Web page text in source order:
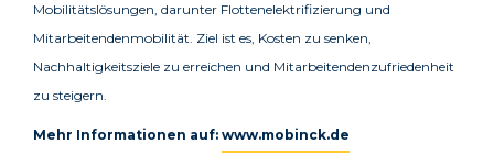
Mobilitätslösungen, darunter Flottenelektrifizierung und
Mitarbeitendenmobilität. Ziel ist es, Kosten zu senken,
Nachhaltigkeitsziele zu erreichen und Mitarbeitendenzufriedenheit
zu steigern.
Mehr Informationen auf: www.mobinck.de